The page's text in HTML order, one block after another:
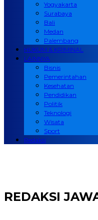
Yogyakarta
Surabaya
Bali
Medan
Palembang
HUKUM & KRIMINAL
LAINNYA
Bisnis
Pemerintahan
Kesehatan
Pendidikan
Politik
Teknologi
Wisata
Sport
Redaksi
REDAKSI